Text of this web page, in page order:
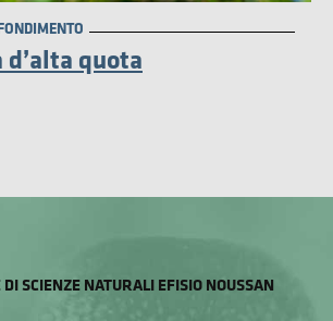
quota
SCIENZE NATURALI EFISIO NOUSSAN